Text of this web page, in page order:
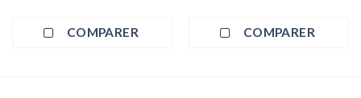
COMPARER COMPARER